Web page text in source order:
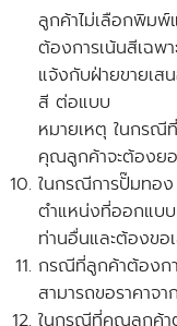
ลูกค้าไม่เลือกพิม
ต้องการเน้นสีเฉพ
แจ้งกับฝ่ายขายเ
สี ต่อแบบ
หมายเหตุ ในกร
คุณลูกค้าจะต้องย
ในกรณีการปั๊มทอ
ตำแหน่งที่ออกแบ
ท่านอื่นและต้องขอ
กรณีที่ลูกค้าต้องก
สามารถขอราคาจา
ในกรณีที่คุณลูกค้า